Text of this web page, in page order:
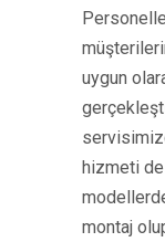
uygun
hizmeti de
montaj